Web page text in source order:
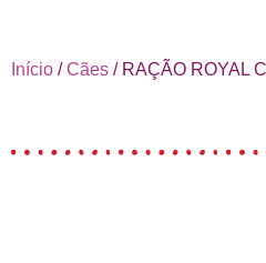
Início /Cães / RAÇÃO ROYAL